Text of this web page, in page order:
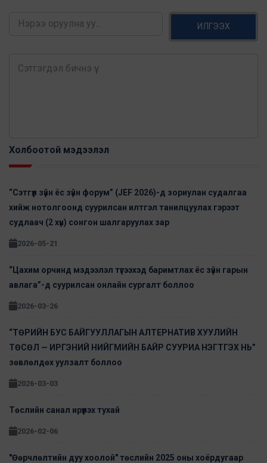
ИЛГЭЭХ
Холбоотой мэдээлэл
“Сэтгүүл зүйн ёс зүйн форум” (JEF 2026)-д зориулан cудалгаа
хийж нотолгоонд суурилсан илтгэл танилцуулах гэрээт
судлаач (2 хүн) сонгон шалгаруулах зар
2026-05-21
“Цахим орчинд мэдээлэл түгээхэд баримтлах ёс зүйн гарын
авлага”-д суурилсан онлайн сургалт боллоо
2026-03-26
“ТӨРИЙН БУС БАЙГУУЛЛАГЫН АЛТЕРНАТИВ ХУУЛИЙН
ТӨСӨЛ — ИРГЭНИЙ НИЙГМИЙН БАЙР СУУРИА НЭГТГЭХ НЬ”
зөвлөлдөх уулзалт боллоо
2026-03-03
Төслийн санал ирүүлэх тухай
2026-02-06
"Өөрчлөлтийн дуу хоолой" төслийн 2025 оны хоёрдугаар